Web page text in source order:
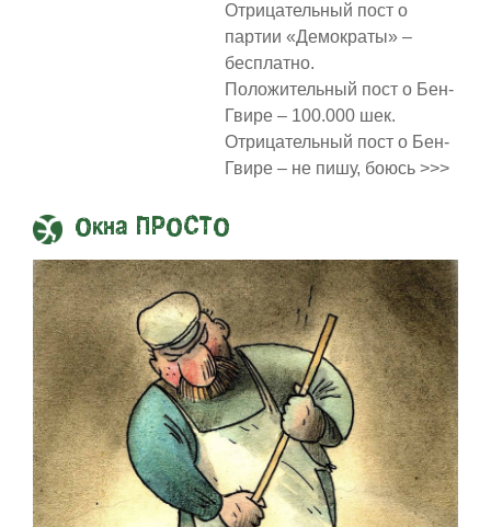
Отрицательный пост о
партии «Демократы» –
бесплатно.
Положительный пост о Бен-
Гвире – 100.000 шек.
Отрицательный пост о Бен-
Гвире – не пишу, боюсь >>>
Окна ПРОСТО